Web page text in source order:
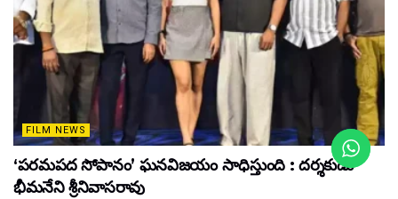
FILM NEWS
‘పరమపద సోపానం’ ఘనవిజయం సాధిస్తుంది : దర్శకుడు
భీమనేని శ్రీనివాసరావు